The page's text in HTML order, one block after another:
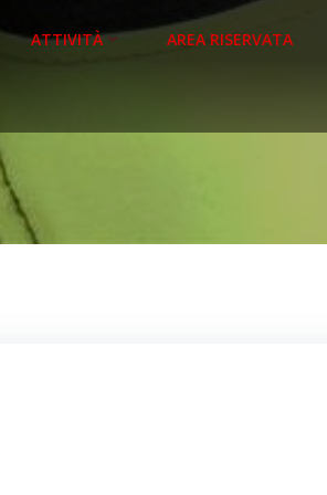
ATTIVITÀ AREA RISERVATA